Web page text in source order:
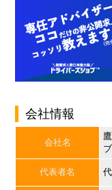
会社情報
会社名
代表者名